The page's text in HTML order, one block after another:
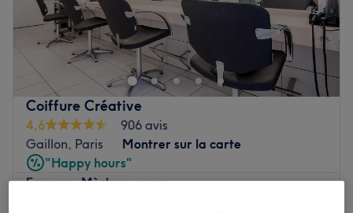
Coiffure Créative
4,6
906 avis
Gaillon, Paris
Montrer sur la carte
"Happy hours"
Femme - Mèches, coupe,